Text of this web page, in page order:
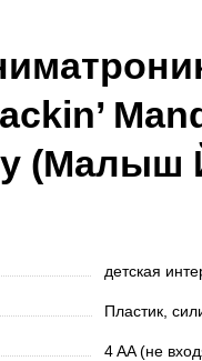
(Малыш
детская
Пластик,
4 AA (не